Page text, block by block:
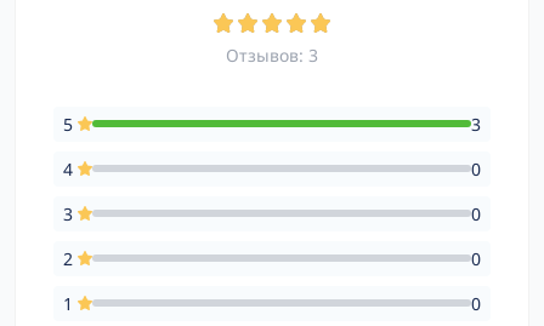
Отзывов: 3
5
3
4
0
3
0
2
0
1
0